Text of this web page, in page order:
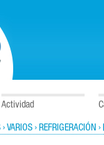
Actividad
› VARIOS › REFRIGERACIÓN